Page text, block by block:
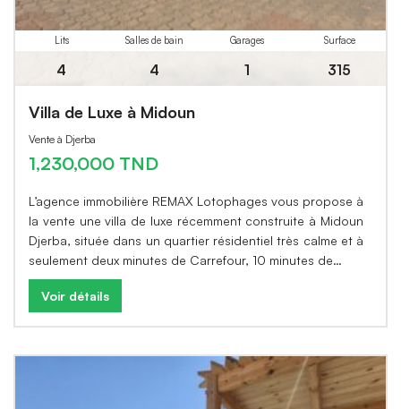
Lits
4
Salles de bain
4
Garages
1
Surface
315
Villa de Luxe à Midoun
Vente à Djerba
1,230,000 TND
L’agence immobilière REMAX Lotophages vous propose à
la vente une villa de luxe récemment construite à Midoun
Djerba, située dans un quartier résidentiel très calme et à
seulement deux minutes de Carrefour, 10 minutes de…
Voir détails